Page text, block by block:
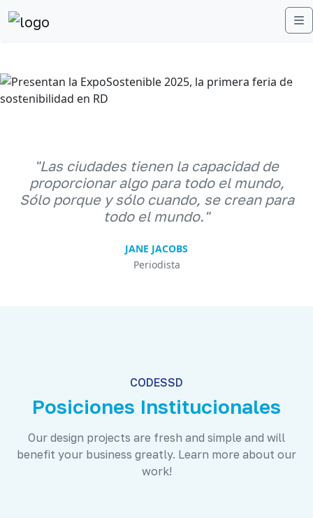
Anterior
"Las ciudades tienen la capacidad de
proporcionar algo para todo el mundo,
Sólo porque y sólo cuando, se crean para
todo el mundo."
JANE JACOBS
Periodista
CODESSD
Posiciones Institucionales
Our design projects are fresh and simple and will
benefit your business greatly. Learn more about our
work!